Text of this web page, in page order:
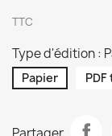
TTC
Type d'édition :
Papier